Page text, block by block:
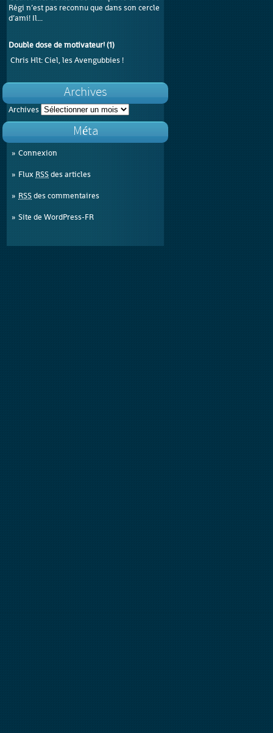
Régi n’est pas reconnu que dans son cercle
d’ami! Il...
Double dose de motivateur!(1)
Chris Hlt: Ciel, les Avengubbies !
Archives
Archives
Méta
Connexion
Flux RSSdes articles
RSSdes commentaires
Site de WordPress-FR